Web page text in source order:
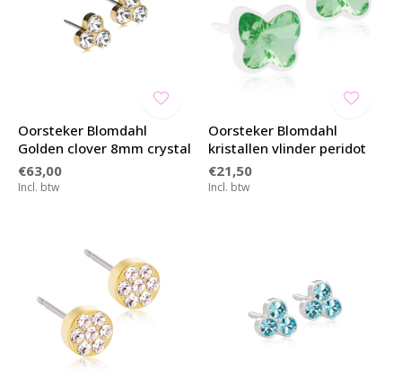
Oorsteker Blomdahl
Golden clover 8mm crystal
€63,00
Incl. btw
Oorsteker Blomdahl
kristallen vlinder peridot
€21,50
Incl. btw